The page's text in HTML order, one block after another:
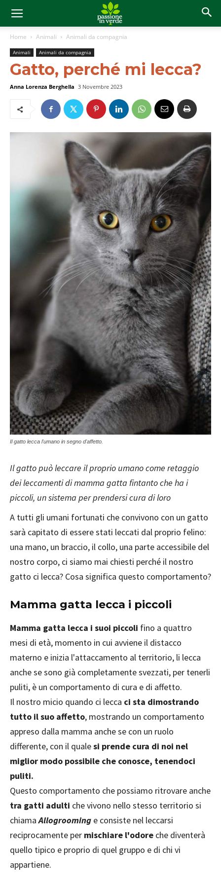
Home Animali Animali da compagnia
Animali Animali da compagnia
Gatto, perché mi lecca?
Anna Lorenza Berghella 3 Novembre 2023
Il gatto lecca l'umano in segno d'affetto.
Il gatto può leccare il proprio umano come retaggio
dei leccamenti di mamma gatta fintanto che ha i
piccoli, un sistema per prendersi cura di loro
A tutti gli umani fortunati che convivono con un gatto
sarà capitato di essere stati leccati dal proprio felino:
una mano, un braccio, il collo, una parte accessibile del
nostro corpo, ci siamo mai chiesti perché il nostro
gatto ci lecca? Cosa significa questo comportamento?
Mamma gatta lecca i piccoli
Mamma gatta lecca i suoi piccoli fino a quattro
mesi di età, momento in cui avviene il distacco
materno e inizia l'attaccamento al territorio, li lecca
anche se sono già completamente svezzati, per tenerli
puliti, è un comportamento di cura e di affetto.
Il nostro micio quando ci lecca ci sta dimostrando
tutto il suo affetto, mostrando un comportamento
appreso dalla mamma anche se con un ruolo
differente, con il qualesi prende cura di noi nel
miglior modo possibile che conosce, tenendoci
puliti.
Questo comportamento che possiamo ritrovare anche
tra gatti adulti che vivono nello stesso territorio si
chiamaAllogrooming e consiste nel leccarsi
reciprocamente per mischiare l'odore che diventerà
quello tipico e proprio di quel gruppo e di chi vi
appartiene.